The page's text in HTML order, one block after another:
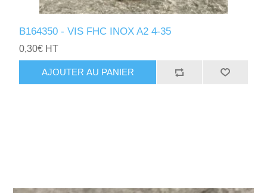
B164350 - VIS FHC INOX A2 4-35
0,30€ HT
AJOUTER AU PANIER